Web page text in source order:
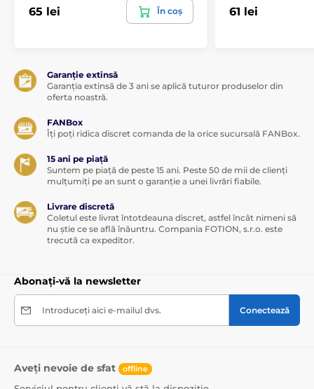
65 lei În coș 61 lei
Garanție extinsă
Garanția extinsă de 3 ani se aplică tuturor produselor din
oferta noastră.
FANBox
Îți poți ridica discret comanda de la orice sucursală FANBox.
15 ani pe piață
Suntem pe piață de peste 15 ani. Peste 50 de mii de clienți
mulțumiți pe an sunt o garanție a unei livrări fiabile.
Livrare discretă
Coletul este livrat întotdeauna discret, astfel încât nimeni să
nu știe ce se află înăuntru. Compania FOTION, s.r.o. este
trecută ca expeditor.
Abonați-vă la newsletter
Introduceți aici e-mailul dvs. Conectează
Aveți nevoie de sfat offline